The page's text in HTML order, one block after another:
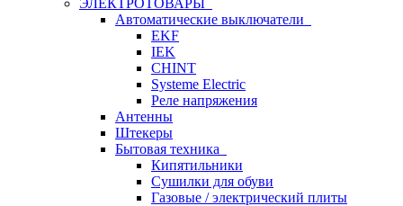
ЭЛЕКТРОТОВАРЫ
Автоматические выключатели
EKF
IEK
CHINT
Systeme Electric
Реле напряжения
Антенны
Штекеры
Бытовая техника
Кипятильники
Сушилки для обуви
Газовые / электрический плиты